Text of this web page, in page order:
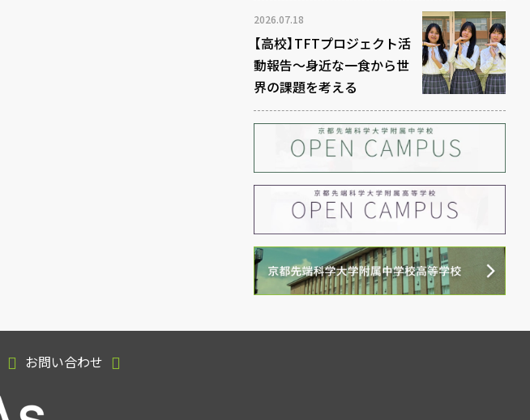
2026.07.18
【高校】TFTプロジェクト活
動報告～身近な一食から世
界の課題を考える
お問い合わせ